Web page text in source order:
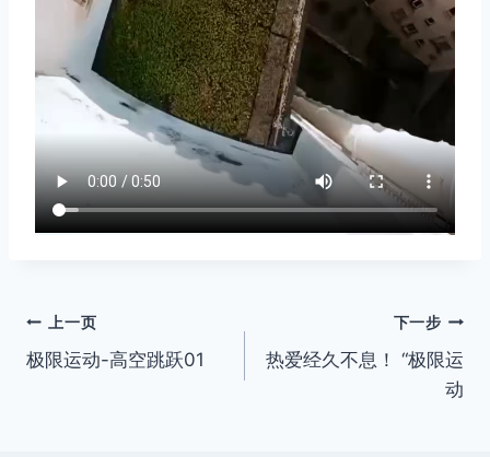
文
章
上一页
极限运动-高空跳跃01
下一步
热爱经久不息！ “极限运
动